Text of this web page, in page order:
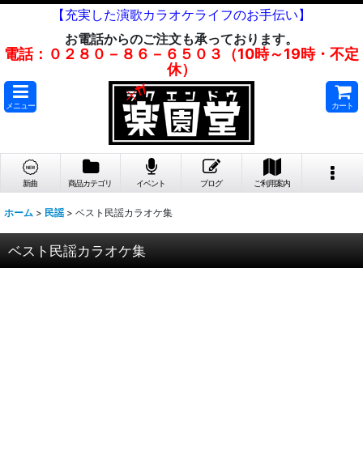
【充実した演歌カラオケライフのお手伝い】
お電話からのご注文も承っております。
電話：０２８０－８６－６５０３（10時～19時・不定
休）
メニュー カート
新曲 商品カテゴリ イベント ブログ ご利用案内
ホーム > 民謡 > ベスト民謡カラオケ集
ベスト民謡カラオケ集